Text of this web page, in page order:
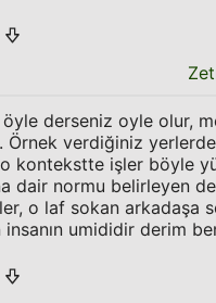
öyle derseniz oyle olur,
Örnek verdiğiniz
kontekstte işler böyle
dair normu belirleyen
o laf sokan arkadaşa
insanın umididir derim